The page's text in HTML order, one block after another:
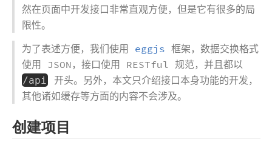
然在页面中开发接口非常直观方便，但是它有很多的局
限性。
为了表述方便，我们使用 eggjs 框架，数据交换格式
使用 JSON，接口使用 RESTful 规范，并且都以
/api 开头。另外，本文只介绍接口本身功能的开发，
其他诸如缓存等方面的内容不会涉及。
创建项目